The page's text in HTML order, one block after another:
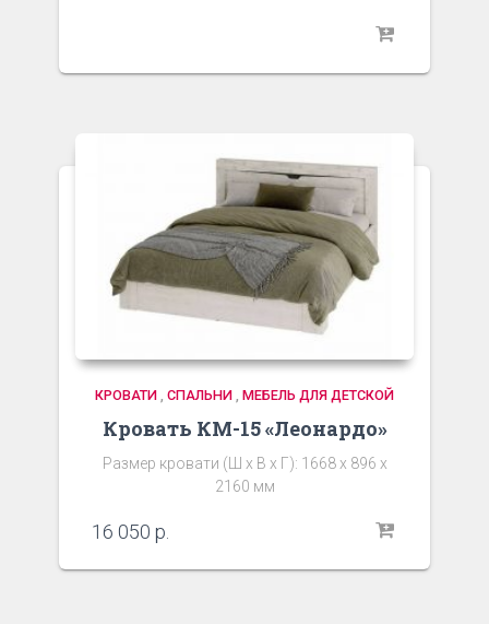
КРОВАТИ , СПАЛЬНИ , МЕБЕЛЬ ДЛЯ ДЕТСКОЙ
Кровать КМ-15 «Леонардо»
Размер кровати (Ш х В х Г): 1668 х 896 х
2160 мм
16 050 р.